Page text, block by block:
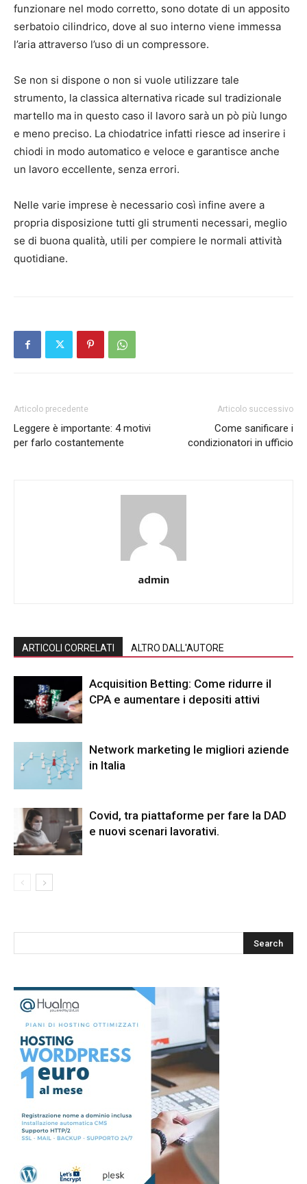
funzionare nel modo corretto, sono dotate di un apposito
serbatoio cilindrico, dove al suo interno viene immessa
l’aria attraverso l’uso di un compressore.
Se non si dispone o non si vuole utilizzare tale
strumento, la classica alternativa ricade sul tradizionale
martello ma in questo caso il lavoro sarà un pò più lungo
e meno preciso. La chiodatrice infatti riesce ad inserire i
chiodi in modo automatico e veloce e garantisce anche
un lavoro eccellente, senza errori.
Nelle varie imprese è necessario così infine avere a
propria disposizione tutti gli strumenti necessari, meglio
se di buona qualità, utili per compiere le normali attività
quotidiane.
Articolo precedente
Leggere è importante: 4 motivi
per farlo costantemente
Articolo successivo
Come sanificare i
condizionatori in ufficio
admin
ARTICOLI CORRELATI ALTRO DALL'AUTORE
Acquisition Betting: Come ridurre il
CPA e aumentare i depositi attivi
Network marketing le migliori aziende
in Italia
Covid, tra piattaforme per fare la DAD
e nuovi scenari lavorativi.